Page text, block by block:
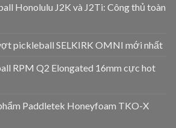
Honolulu J2K và J2Ti: Công thủ toàn
pickleball SELKIRK OMNI mới nhất
RPM Q2 Elongated 16mm cực hot
Paddletek Honeyfoam TKO-X